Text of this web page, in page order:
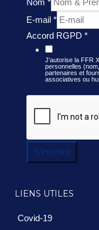
Nom *
E-mail *
Accord RGPD *
J’autorise la FFR
personnelles
partenaires et
associatives ou
S'inscrire
LIENS UTILES
Covid-19